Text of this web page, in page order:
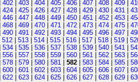
402 403 404 405 406 407 408 409
424 425 426 427 428 429 430 431
446 447 448 449 450 451 452 453
468 469 470 471 472 473 474 475
490 491 492 493 494 495 496 497
512 513 514 515 516 517 518 519
534 535 536 537 538 539 540 541
556 557 558 559 560 561 562 563
578 579 580 581 582 583 584 585
600 601 602 603 604 605 606 607
622 623 624 625 626 627 628 629